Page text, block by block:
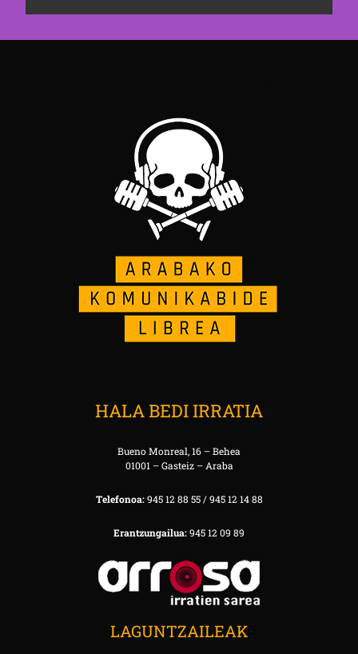
HALA BEDI IRRATIA
Bueno Monreal, 16 – Behea
01001 – Gasteiz – Araba
Telefonoa:945 12 88 55 / 945 12 14 88
Erantzungailua:945 12 09 89
LAGUNTZAILEAK